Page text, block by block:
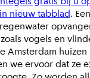
nieuw tabblad.
vogels en
Amsterdam
we ervoor dat ze